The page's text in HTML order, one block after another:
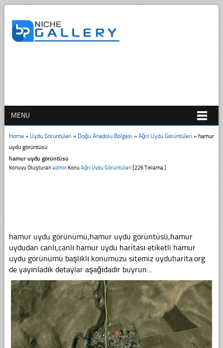
MENU
Home» Uydu Görüntüleri » Doğu Anadolu Bölgesi » Ağrı Uydu Görüntüleri » hamur
uydu görüntüsü
hamur uydu görüntüsü
Konuyu OluşturanadminKonu Ağrı Uydu Görüntüleri[226 Tıklama ]
hamur uydu görünümü,hamur uydu görüntüsü,hamur
uydudan canlı,canlı hamur uydu haritası etiketli hamur
uydu görünümü başlıklı konumuzu sitemiz uyduharita.org
de yayınladık detaylar aşağıdadır buyrun…